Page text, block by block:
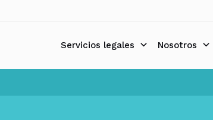
al
Servicios legales Nosotros